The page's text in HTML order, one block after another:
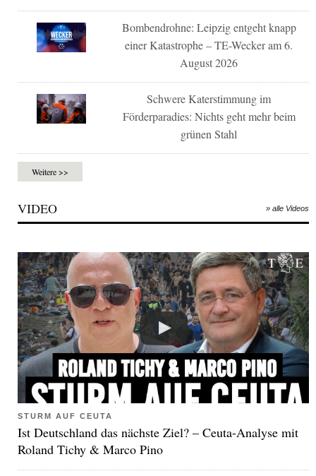
Bombendrohne: Leipzig entgeht knapp
einer Katastrophe – TE-Wecker am 6.
August 2026
Schwere Katerstimmung im
Förderparadies: Nichts geht mehr beim
grünen Stahl
Weitere >>
VIDEO » alle Videos
STURM AUF CEUTA
Ist Deutschland das nächste Ziel? – Ceuta-Analyse mit
Roland Tichy & Marco Pino